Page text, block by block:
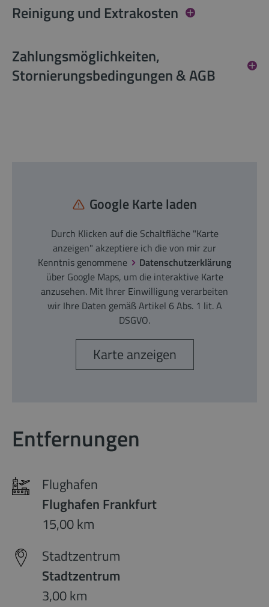
Reinigung und Extrakosten
Zahlungsmöglichkeiten,
Stornierungsbedingungen & AGB
Google Karte laden
Durch Klicken auf die Schaltfläche "Karte
anzeigen" akzeptiere ich die von mir zur
Kenntnis genommene
Datenschutzerklärung
über Google Maps, um die interaktive Karte
anzusehen. Mit Ihrer Einwilligung verarbeiten
wir Ihre Daten gemäß Artikel 6 Abs. 1 lit. A
DSGVO.
Karte anzeigen
Entfernungen
Flughafen
Flughafen Frankfurt
15,00 km
Stadtzentrum
Stadtzentrum
3,00 km